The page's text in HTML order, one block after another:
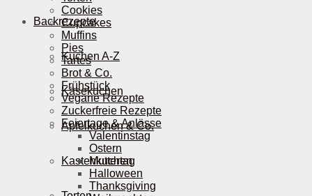
Backrezepte
Kuchen A-Z
Käsekuchen
Apfelkuchen & Co.
Kastenkuchen
Cookies
Cupcakes
Muffins
Pies
Tartes
Brot & Co.
Frühstück
Vegane Rezepte
Zuckerfreie Rezepte
Feiertage & Anlässe
Valentinstag
Ostern
Muttertag
Halloween
Thanksgiving